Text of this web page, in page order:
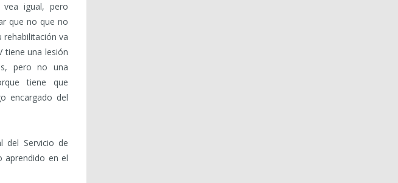
igual, pero
que no que no
rehabilitación va
tiene una lesión
pero no una
tiene que
encargado del
del Servicio de
aprendido en el